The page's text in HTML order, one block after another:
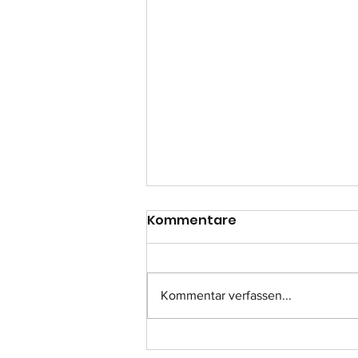
Einsatz-Nr.: 057
Kommentare
Kommentar verfassen...